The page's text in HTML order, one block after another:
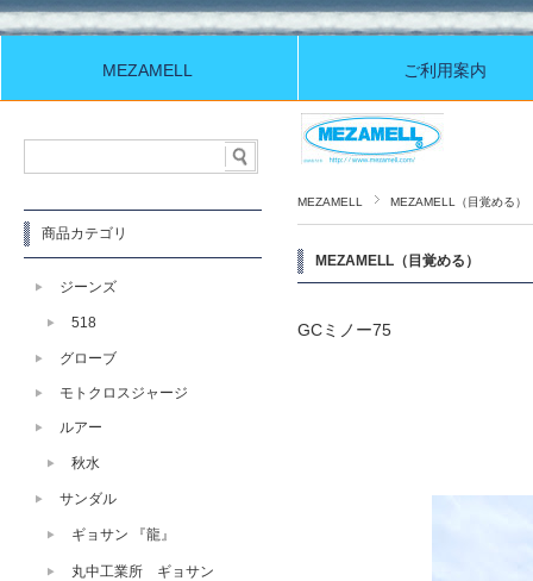
MEZAMELL ご利用案内
MEZAMELL MEZAMELL（目
MEZAMELL（目覚め
GCミノー75
商品カテゴリ
ジーンズ
518
グローブ
モトクロスジャージ
ルアー
秋水
サンダル
ギョサン 『龍』
丸中工業所 ギョサン